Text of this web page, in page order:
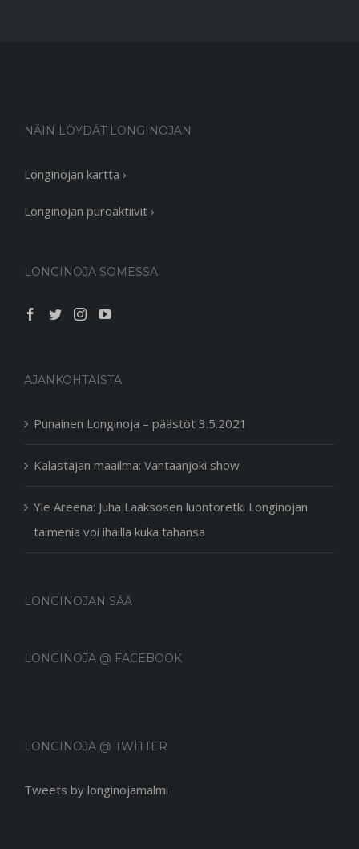
NÄIN LÖYDÄT LONGINOJAN
Longinojan kartta ›
Longinojan puroaktiivit ›
LONGINOJA SOMESSA
AJANKOHTAISTA
Punainen Longinoja – päästöt 3.5.2021
Kalastajan maailma: Vantaanjoki show
Yle Areena: Juha Laaksosen luontoretki Longinojan
taimenia voi ihailla kuka tahansa
LONGINOJAN SÄÄ
LONGINOJA @ FACEBOOK
LONGINOJA @ TWITTER
Tweets by longinojamalmi